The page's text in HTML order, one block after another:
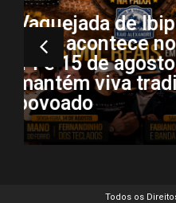
São João
sediou a 6ª
de Kung Fu
Todos os